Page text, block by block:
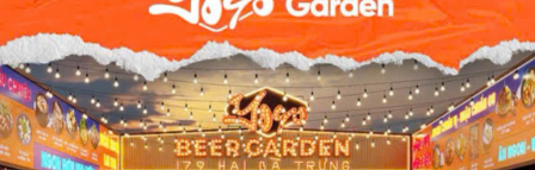
THE SUN AVENUE
Vị trí: 28 Đại lộ Mai Chí..
Giá: Liên hệ 0939 68 62 68